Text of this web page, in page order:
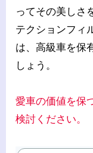
ってその美しさ
テクションフィ
は、高級車を保
しょう。
愛車の価値を保
検討ください。